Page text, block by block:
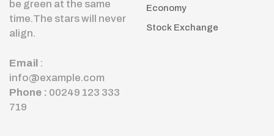
be green at the same
time.The stars will never
align.
Email :
info@example.com
Phone : 00249 123 333
719
Economy
Stock Exchange